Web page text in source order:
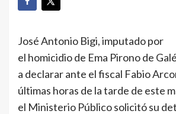
José Antonio Bigi, imputado por
el homicidio de Ema Pirono de
a declarar ante el fiscal Fabio
últimas horas de la tarde de este
el Ministerio Público solicitó su